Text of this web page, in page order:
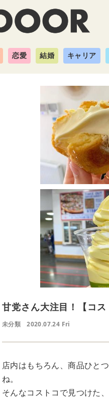
恋愛 結婚 キャリア
甘党さん大注目！【コ
未分類 2020.07.24 Fri
店内はもちろん、商品ひと
ね。
そんなコストコで見つけた